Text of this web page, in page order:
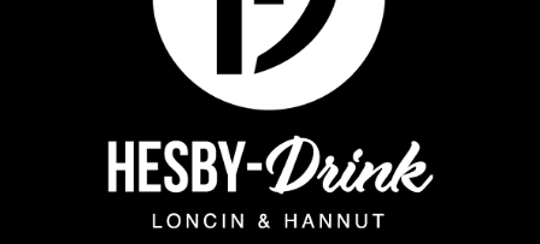
Palais des Thés Thés
COFFRET PROMENADE DANS LES JARDINS